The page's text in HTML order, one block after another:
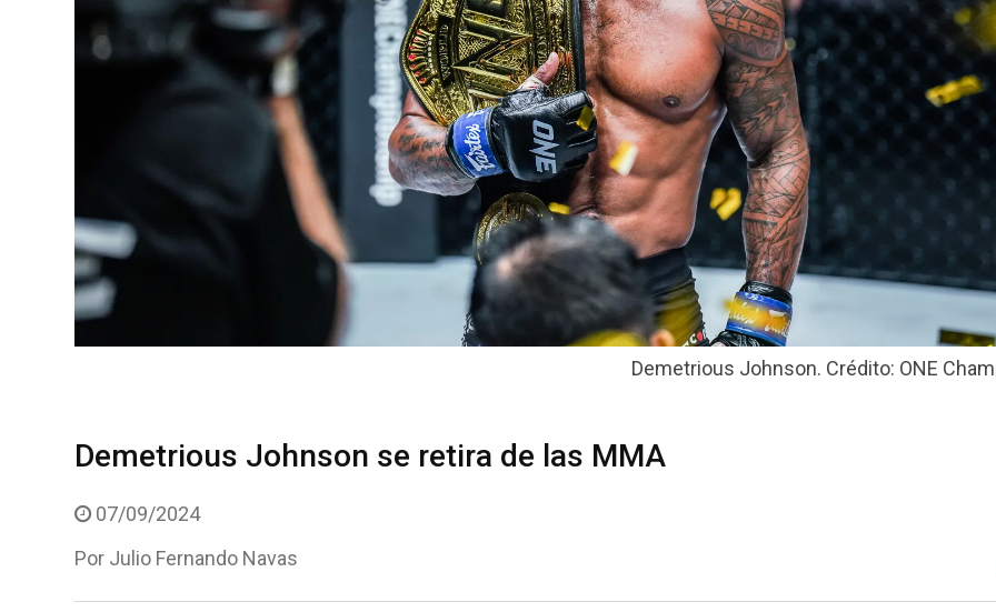
Demetrious Johnson. Crédito: ONE
Demetrious Johnson se retira de las MMA
07/09/2024
Por Julio Fernando Navas